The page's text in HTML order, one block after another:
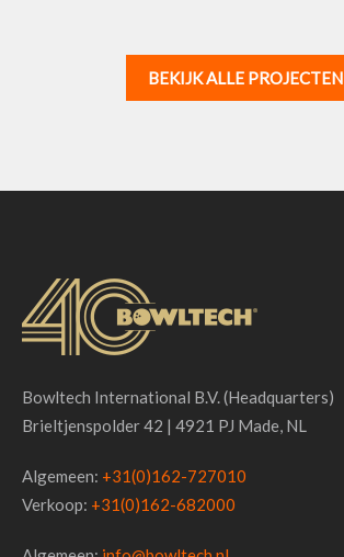
BEKIJK ALLE PROJECTEN
Bowltech International B.V. (Headquarters)
Brieltjenspolder 42 | 4921 PJ Made, NL
Algemeen: +31(0)162-727010
Verkoop: +31(0)162-682000